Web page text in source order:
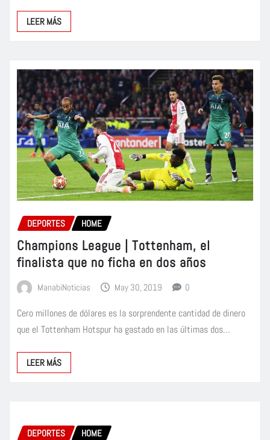
LEER MÁS
DEPORTES HOME
Champions League | Tottenham, el
finalista que no ficha en dos años
ManabiNoticias May 30, 2019 0
Cero millones de dólares es la sorprendente cantidad de dinero
que el Tottenham Hotspur ha gastado en las últimas dos…
LEER MÁS
DEPORTES HOME